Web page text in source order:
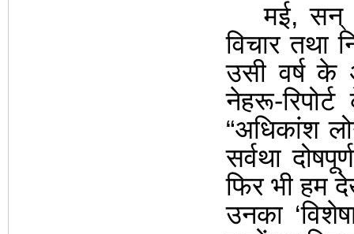
मई, सन्
विचार तथा
उसी वर्ष के
नेहरू-
“अधिकांश
सर्वथा
फिर भी हम
उनका ‘